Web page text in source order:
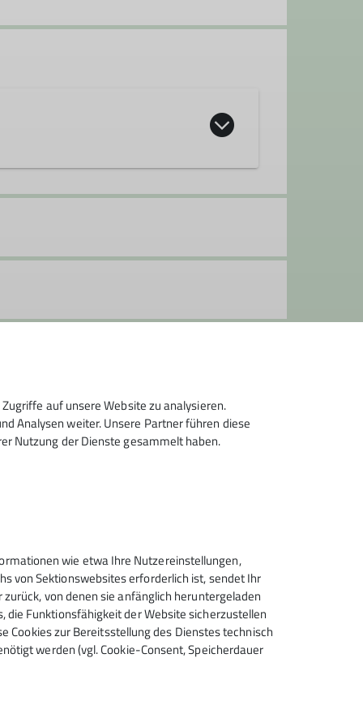
Sektion Schongau des
Deutschen Alpenvereins e.V.
auf unsere Website zu analysieren.
Analysen weiter. Unsere Partner führen diese
Nutzung der Dienste gesammelt haben.
wie etwa Ihre Nutzereinstellungen,
von Sektionswebsites erforderlich ist, sendet Ihr
von denen sie anfänglich heruntergeladen
Funktionsfähigkeit der Website sicherzustellen
Cookies zur Bereitsstellung des Dienstes technisch
werden (vgl. Cookie-Consent, Speicherdauer